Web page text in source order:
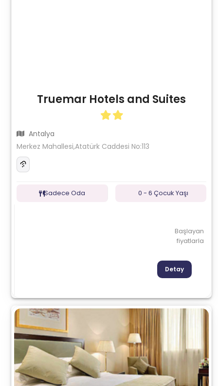
Truemar Hotels and Suites
Antalya
Merkez Mahallesi,Atatürk Caddesi No:113
Sadece Oda 0 - 6 Çocuk Yaşı
Başlayan
fiyatlarla
Detay